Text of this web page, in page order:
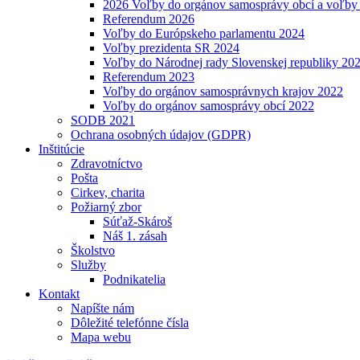
2026 Voľby do orgánov samosprávy obcí a
Referendum 2026
Voľby do Európskeho parlamentu 2024
Voľby prezidenta SR 2024
Voľby do Národnej rady Slovenskej republiky
Referendum 2023
Voľby do orgánov samosprávnych krajov 2022
Voľby do orgánov samosprávy obcí 2022
SODB 2021
Ochrana osobných údajov (GDPR)
Inštitúcie
Zdravotníctvo
Pošta
Cirkev, charita
Požiarný zbor
Súťaž-Skároš
Náš 1. zásah
Školstvo
Služby
Podnikatelia
Kontakt
Napíšte nám
Dôležité telefónne čísla
Mapa webu